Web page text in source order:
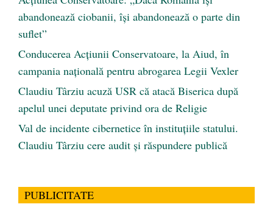
abandonează ciobanii, își abandonează o parte din
suflet”
Conducerea Acțiunii Conservatoare, la Aiud, în
campania națională pentru abrogarea Legii Vexler
Claudiu Târziu acuză USR că atacă Biserica după
apelul unei deputate privind ora de Religie
Val de incidente cibernetice în instituțiile statului.
Claudiu Târziu cere audit și răspundere publică
PUBLICITATE